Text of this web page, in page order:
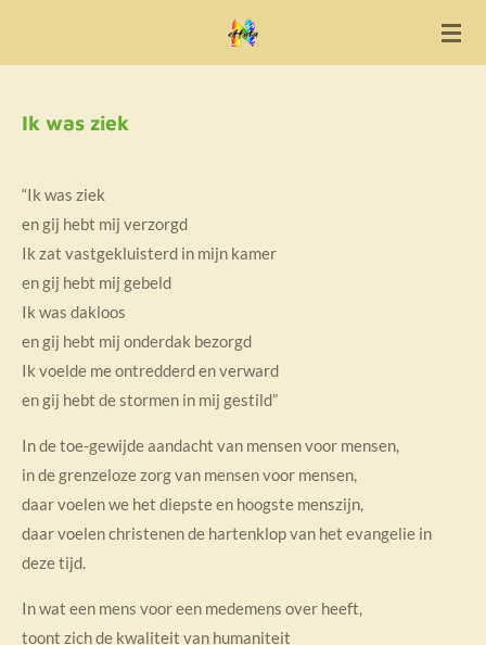
deIk was ziek
“Ik was ziek
en gij hebt mij verzorgd
Ik zat vastgekluisterd in mijn kamer
en gij hebt mij gebeld
Ik was dakloos
en gij hebt mij onderdak bezorgd
Ik voelde me ontredderd en verward
en gij hebt de stormen in mij gestild”
In de toe-gewijde aandacht van mensen voor mensen,
in de grenzeloze zorg van mensen voor mensen,
daar voelen we het diepste en hoogste menszijn,
daar voelen christenen de hartenklop van het evangelie in
deze tijd.
In wat een mens voor een medemens over heeft,
toont zich de kwaliteit van humaniteit